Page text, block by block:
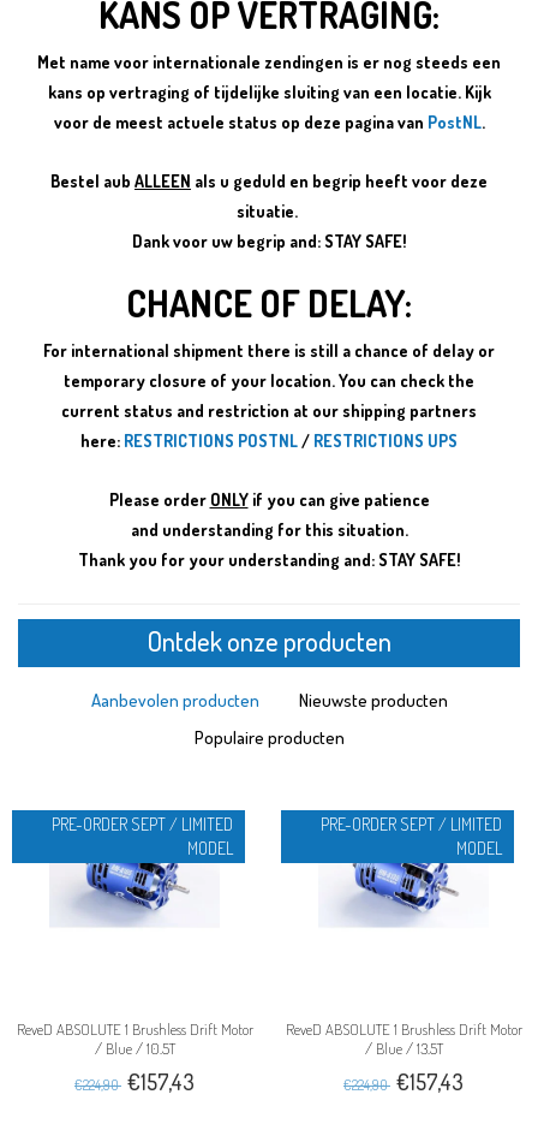
KANS OP VERTRAGING:
Met name voor internationale zendingen is er nog steeds een
kans op vertraging of tijdelijke sluiting van een locatie. Kijk
voor de meest actuele status op deze pagina van PostNL.
Bestel aub ALLEEN als u geduld en begrip heeft voor deze
situatie.
Dank voor uw begrip and: STAY SAFE!
CHANCE OF DELAY:
For international shipment there is still a chance of delay or
temporary closure of your location. You can check the
current status and restriction at our shipping partners
here: RESTRICTIONS POSTNL / RESTRICTIONS UPS
Please order ONLYif you can give patience
and understanding for this situation.
Thank you for your understanding and: STAY SAFE!
Ontdek onze producten
Aanbevolen producten
Nieuwste producten
Populaire producten
PRE-ORDER SEPT / LIMITED
MODEL
ReveD ABSOLUTE 1 Brushless Drift Motor
/ Blue / 10.5T
€224,90 €157,43
PRE-ORDER SEPT / LIMITED
MODEL
ReveD ABSOLUTE 1 Brushless Drift Motor
/ Blue / 13.5T
€224,90 €157,43